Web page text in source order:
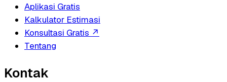
Aplikasi Gratis
Kalkulator Estimasi
Konsultasi Gratis ↗
Tentang
Kontak